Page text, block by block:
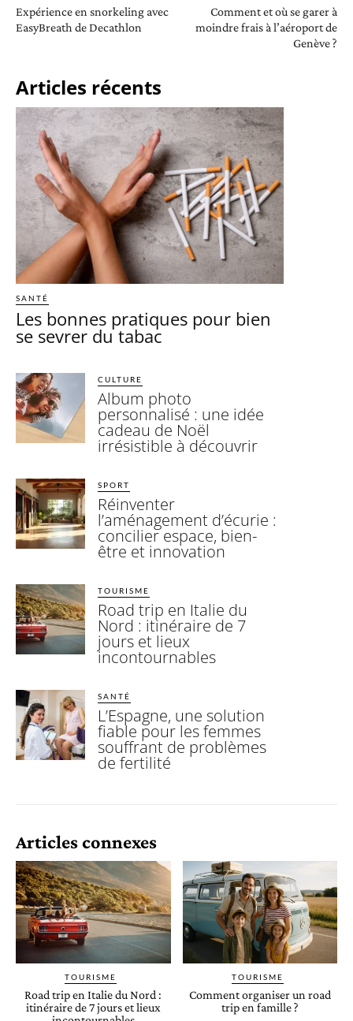
Expérience en snorkeling avec
EasyBreath de Decathlon
Comment et où se garer à
moindre frais à l’aéroport de
Genève ?
Articles récents
SANTÉ
Les bonnes pratiques pour bien
se sevrer du tabac
CULTURE
Album photo
personnalisé : une idée
cadeau de Noël
irrésistible à découvrir
SPORT
Réinventer
l’aménagement d’écurie :
concilier espace, bien-
être et innovation
TOURISME
Road trip en Italie du
Nord : itinéraire de 7
jours et lieux
incontournables
SANTÉ
L’Espagne, une solution
fiable pour les femmes
souffrant de problèmes
de fertilité
Articles connexes
TOURISME
Road trip en Italie du Nord :
itinéraire de 7 jours et lieux
TOURISME
Comment organiser un road
trip en famille ?